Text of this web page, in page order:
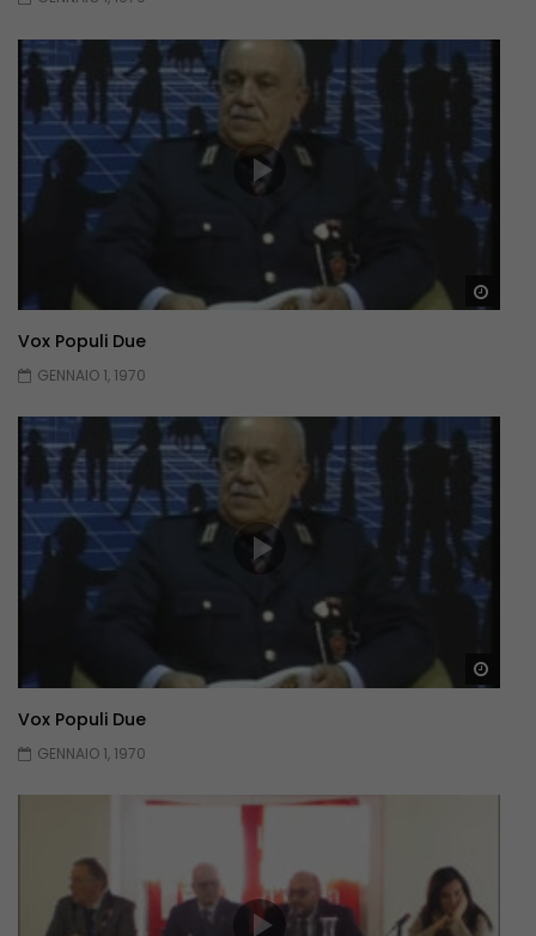
Vox Populi Due
GENNAIO 1, 1970
Vox Populi Due
GENNAIO 1, 1970